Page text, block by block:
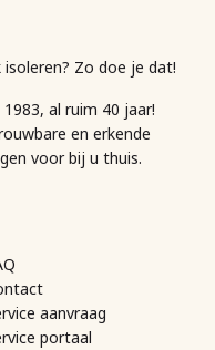
isoleren? Zo doe je dat!
al ruim 40 jaar!
en erkende
voor bij u thuis.
aanvraag
portaal